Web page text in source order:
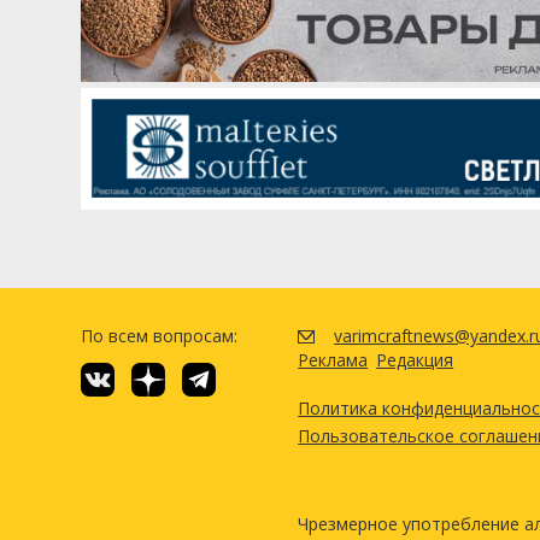
Дрожжи
Imperial Yeast - A10 Darkness
Посмотреть
Хмель
Пилигрим (Pilgrim)
Соврейн (Sovereign)
Дрожжи
Omega Yeast Labs - Irish Ale
По всем вопросам:
Реклама Редакция
Политика
Пользовательское
Чрезмерное употребление